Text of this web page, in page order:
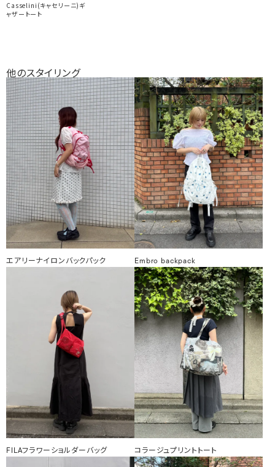
Casselini(キャセリーニ)ギ
ャザートート
他のスタイリング
エアリーナイロンバックパック Embro backpack
FILAフラワーショルダーバッグ コラージュプリントトート